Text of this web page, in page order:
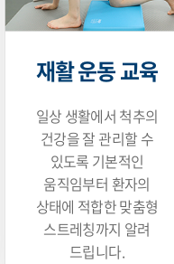
재활 운동 교육
일상 생활에서 척추의
건강을잘 관리할 수
있도록 기본적인
움직임부터 환자의
상태에 적합한 맞춤형
스트레칭까지 알려
드립니다.